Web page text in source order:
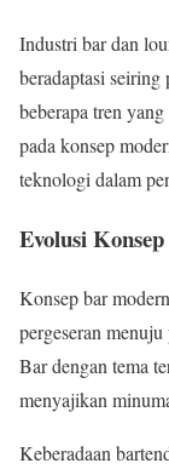
Industri bar dan
beradaptasi
beberapa tren
pada konsep
teknologi dalam
Evolusi
Konsep bar
pergeseran
Bar dengan tema
menyajikan
Keberadaan